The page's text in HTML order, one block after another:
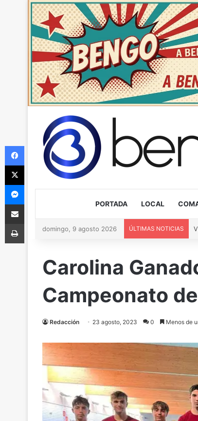
PORTADA LOCAL
domingo, 9 agosto 2026 ÚLTIMAS NOTICIAS
Carolina
Campeonato
Redacción 23 agosto, 2023 0 Menos de
Facebook
X
Messenger
Compartir via Email